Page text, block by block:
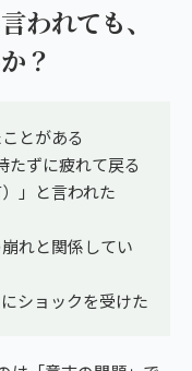
われても、
？
とがある
たずに疲れて戻る
」と言われた
れと関係してい
ショックを受けた